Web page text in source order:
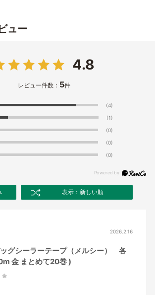
ュー
4.8
レビュー件数： 5件
(4)
(1)
(0)
(0)
(0)
表示：新しい順
2026.2.16
グシーラーテープ（メルシー） 各
金 まとめて20巻 )
金